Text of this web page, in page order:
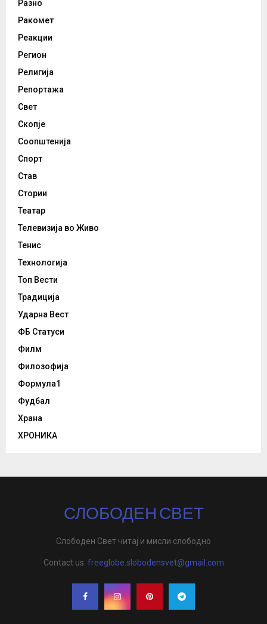
Разно
Ракомет
Реакции
Регион
Религија
Репортажа
Свет
Скопје
Соопштенија
Спорт
Став
Стории
Театар
Телевизија во Живо
Тенис
Технологија
Топ Вести
Традиција
Ударна Вест
ФБ Статуси
Филм
Филозофија
Формула1
Фудбал
Храна
ХРОНИКА
СЛОБОДЕН СВЕТ
Слободен Свет читај и мисли слободно
Contact us: freeglobe.slobodensvet@gmail.com